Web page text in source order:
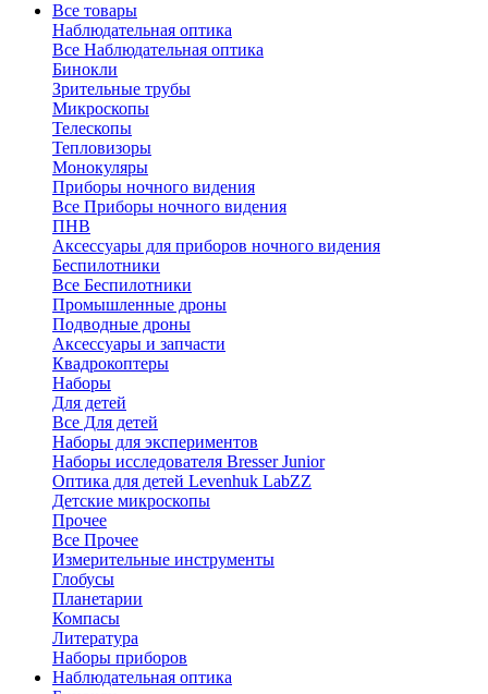
Все товары
Наблюдательная оптика
Все Наблюдательная оптика
Бинокли
Зрительные трубы
Микроскопы
Телескопы
Тепловизоры
Монокуляры
Приборы ночного видения
Все Приборы ночного видения
ПНВ
Аксессуары для приборов ночного видения
Беспилотники
Все Беспилотники
Промышленные дроны
Подводные дроны
Аксессуары и запчасти
Квадрокоптеры
Наборы
Для детей
Все Для детей
Наборы для экспериментов
Наборы исследователя Bresser Junior
Оптика для детей Levenhuk LabZZ
Детские микроскопы
Прочее
Все Прочее
Измерительные инструменты
Глобусы
Планетарии
Компасы
Литература
Наборы приборов
Наблюдательная оптика